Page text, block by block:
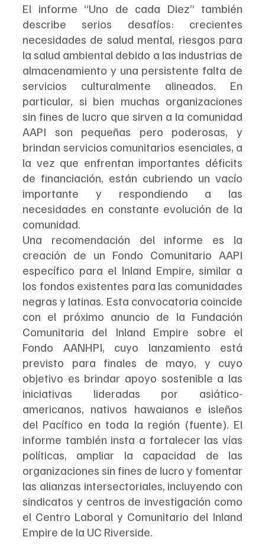
El informe “Uno de cada Diez” también
describe serios desafíos: crecientes
necesidades de salud mental, riesgos para
la salud ambiental debido a las industrias de
almacenamiento y una persistente falta de
servicios culturalmente alineados. En
particular, si bien muchas organizaciones
sin fines de lucro que sirven a la comunidad
AAPI son pequeñas pero poderosas, y
brindan servicios comunitarios esenciales, a
la vez que enfrentan importantes déficits
de financiación, están cubriendo un vacío
importante y respondiendo a las
necesidades en constante evolución de la
comunidad.
Una recomendación del informe es la
creación de un Fondo Comunitario AAPI
específico para el Inland Empire, similar a
los fondos existentes para las comunidades
negras y latinas. Esta convocatoria coincide
con el próximo anuncio de la Fundación
Comunitaria del Inland Empire sobre el
Fondo AANHPI, cuyo lanzamiento está
previsto para finales de mayo, y cuyo
objetivo es brindar apoyo sostenible a las
iniciativas lideradas por asiático-
americanos, nativos hawaianos e isleños
del Pacífico en toda la región (fuente). El
informe también insta a fortalecer las vías
políticas, ampliar la capacidad de las
organizaciones sin fines de lucro y fomentar
las alianzas intersectoriales, incluyendo con
sindicatos y centros de investigación como
el Centro Laboral y Comunitario del Inland
Empire de la UC Riverside.